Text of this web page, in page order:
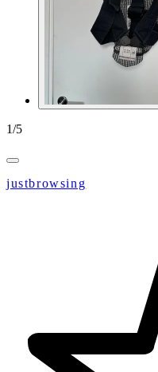
1/5
justbrowsing